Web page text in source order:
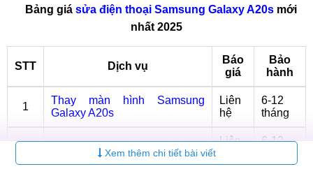
Bảng giá sửa điện thoại Samsung Galaxy A20smới
nhất 2025
STT Dịch vụ
Báo
giá
Bảo
hành
1
Thay màn hình Samsung
Galaxy A20s
Liên
hệ
6-12
tháng
Ép kính Samsung Galaxy A20s
Liên
6-12
Xem thêm chi tiết bài viết